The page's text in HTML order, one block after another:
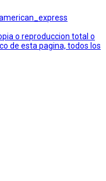
o reproduccion total o
de esta pagina, todos los